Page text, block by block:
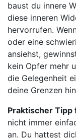
baust du innere
diese inneren
hervorrufen.
oder eine
ansiehst,
kein Opfer mehr
die Gelegenheit
deine Grenzen
Praktischer Tipp
nicht immer
an. Du hattest